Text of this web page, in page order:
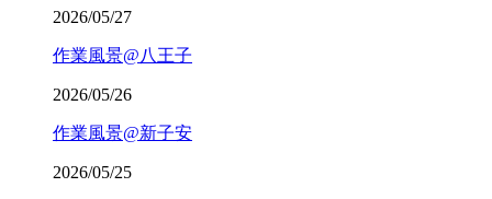
2026/05/27
作業風景@八王子
2026/05/26
作業風景@新子安
2026/05/25